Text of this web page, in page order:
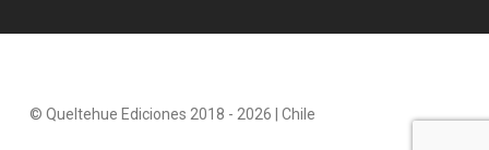
© Queltehue Ediciones 2018 - 2026 | Chile